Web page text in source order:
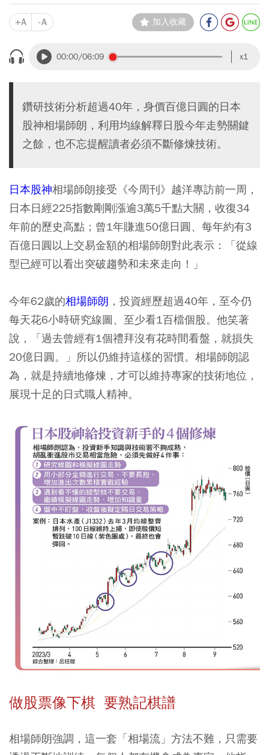
+A -A 加入收藏
00:00/06:09 x1
鑽研技術分析超過40年，身價百億日圓的日本
股神相場師朗，利用均線解釋日股今年走勢關鍵
之餘，也不忘提醒讀者必須不斷修煉技術。
日本股神相場師朗接受《今周刊》越洋專訪前一周，
日本日經225指數剛剛漲逾3萬5千點大關，收復34
年前的歷史高點；曾1年賺進50億日圓、每年約有3
百億日圓以上交易金額的相場師朗對此表示：「從線
型已經可以看出突破趨勢和未來走向！」
今年62歲的相場師朗 ，投資經歷超過40年，至今仍
每天花6小時研究線圖、至少看1百檔個股。他笑著
說，「過去曾經有1個禮拜沒有花時間看盤，就損失
20億日圓。」所以仍維持這樣的習慣。相場師朗認
為，就是持續地修煉，才可以維持專家的技術地位，
展現十足的日式職人精神。
做股票像下棋 要熟記棋譜
相場師朗強調，這一套「相場流」方法不難，只需要